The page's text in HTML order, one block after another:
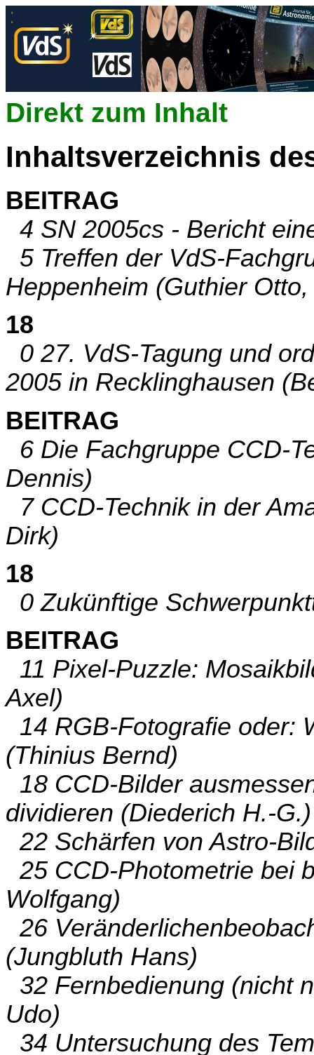
Direkt zum Inhalt
Inhaltsverzeichnis
BEITRAG
4 SN 2005cs - Bericht
5 Treffen der VdS-
Heppenheim (Guthier
18
0 27. VdS-Tagung und
2005 in Recklinghausen
BEITRAG
6 Die Fachgruppe CCD-
Dennis)
7 CCD-Technik in der
Dirk)
18
0 Zukünftige
BEITRAG
11 Pixel-Puzzle:
Axel)
14 RGB-Fotografie oder:
(Thinius Bernd)
18 CCD-Bilder
dividieren (Diederich H.-G.)
22 Schärfen von Astro-
25 CCD-Photometrie bei
Wolfgang)
26
(Jungbluth Hans)
32 Fernbedienung (nicht
Udo)
34 Untersuchung des